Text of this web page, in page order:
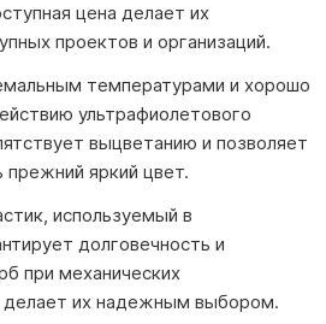
цена делает их
проектов и организаций.
температурами и хорошо
ультрафиолетового
выцветанию и позволяет
прежний яркий цвет.
используемый в
долговечность и
при механических
делает их надежным выбором.